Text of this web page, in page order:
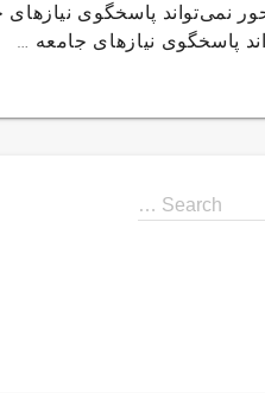
نمی‌تواند پاسخگوی نیازهای
پاسخگوی نیازهای جامعه …
Search …